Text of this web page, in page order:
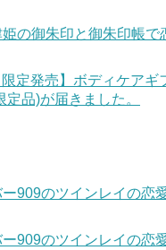
の御朱印と御朱印帳で
限定発売】ボディケア
定品)が届きました。
909のツインレイの恋
909のツインレイの恋